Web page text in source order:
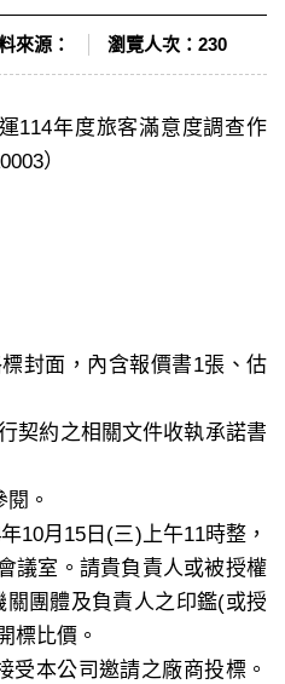
來源： 瀏覽人次： 230
114年度旅客滿意度調查作
）
封面，內含報價書1張、估
契約之相關文件收執承諾書
。
10月15日(三)上午11時整，
議室。請貴負責人或被授權
團體及負責人之印鑑(或授
標比價。
受本公司邀請之廠商投標。